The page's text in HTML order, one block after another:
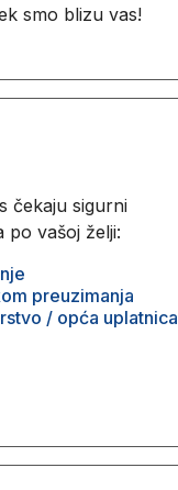
smo blizu vas!
čekaju sigurni
po vašoj želji:
preuzimanja
/ opća uplatnica